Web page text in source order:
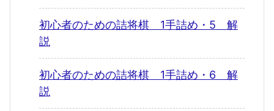
初心者のための詰将棋 1手詰め・5 解
説
初心者のための詰将棋 1手詰め・6 解
説